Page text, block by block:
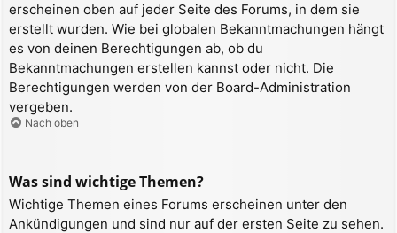
erscheinen oben auf jeder Seite des Forums, in dem sie
erstellt wurden. Wie bei globalen Bekanntmachungen hängt
es von deinen Berechtigungen ab, ob du
Bekanntmachungen erstellen kannst oder nicht. Die
Berechtigungen werden von der Board-Administration
vergeben.
Nach oben
Was sind wichtige Themen?
Wichtige Themen eines Forums erscheinen unter den
Ankündigungen und sind nur auf der ersten Seite zu sehen.